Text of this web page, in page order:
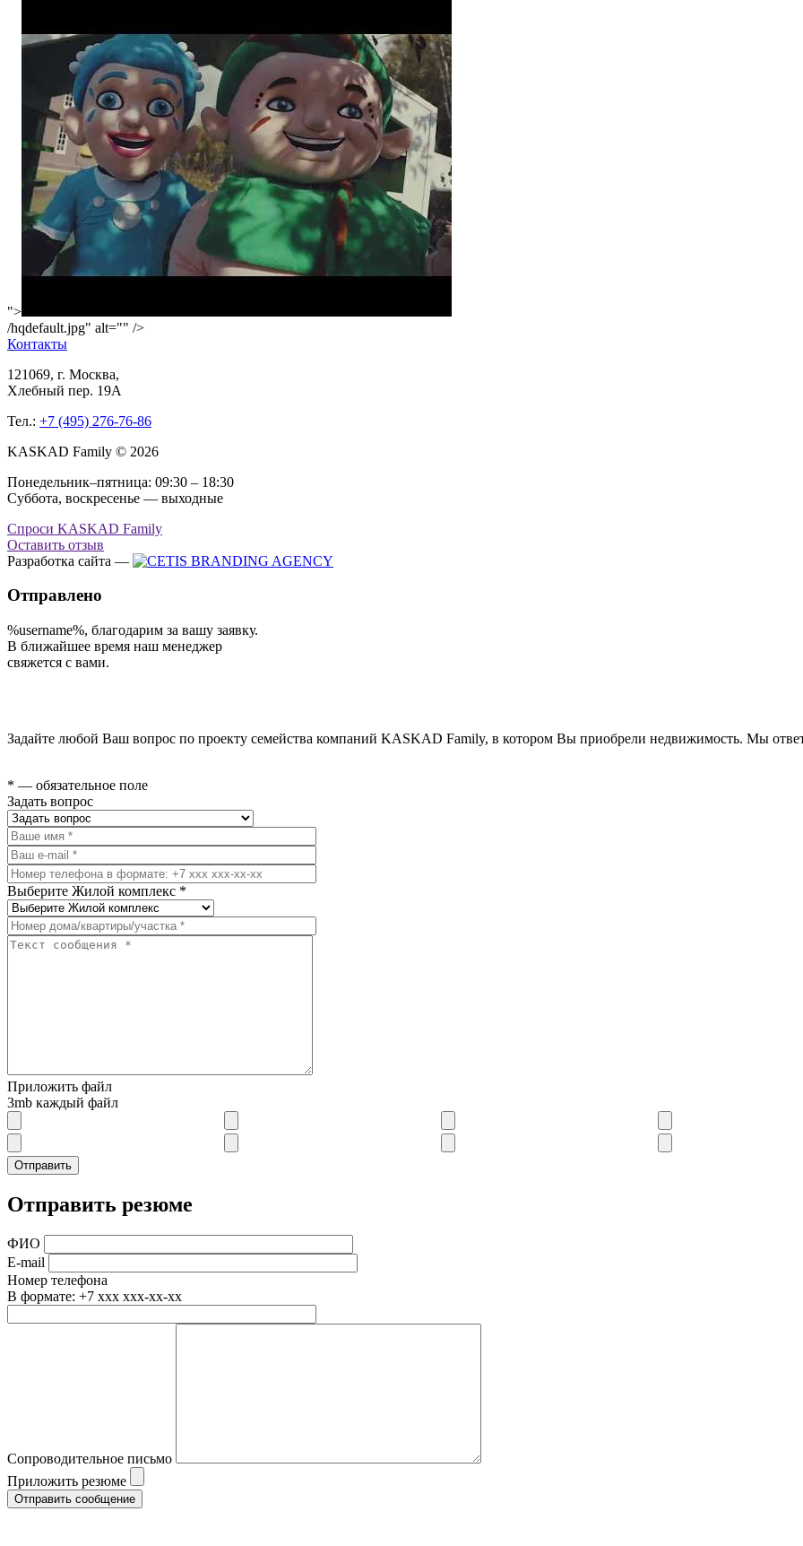
">
/hqdefault.jpg" alt="" />
Контакты
121069, г. Москва,
Хлебный пер. 19А
Тел.: +7 (495) 276-76-86
KASKAD Family © 2026
Понедельник–пятница: 09:30 – 18:30
Суббота, воскресенье — выходные
Спроси KASKAD Family
Оставить отзыв
Разработка сайта —
Отправлено
%username%, благодарим за вашу заявку.
В ближайшее время наш менеджер
свяжется с вами.
Задайте любой Ваш вопрос по проекту семейства компаний KASKAD Family, в котором Вы приобрели недвижимость. Мы
* — обязательное поле
Задать вопрос
Выберите Жилой комплекс *
Приложить файл
3mb каждый файл
Отправить резюме
ФИО
E-mail
Номер телефона
В формате: +7 xxx xxx-xx-xx
Сопроводительное письмо
Приложить резюме